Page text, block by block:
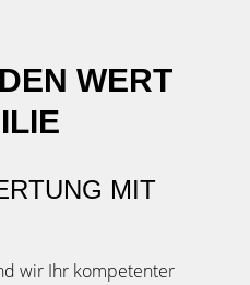
WERT
MIT
wir Ihr kompetenter